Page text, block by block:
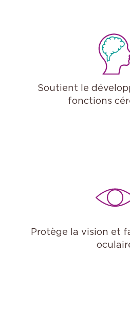
Soutient le
fonctions
Protège la vision et